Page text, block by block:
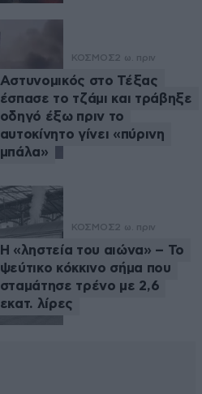
ΚΟΣΜΟΣ2 ω. πριν
Αστυνομικός στο Τέξας
έσπασε το τζάμι και τράβηξε
οδηγό έξω πριν το
αυτοκίνητο γίνει «πύρινη
μπάλα»
ΚΟΣΜΟΣ2 ω. πριν
Η «ληστεία του αιώνα» – Το
ψεύτικο κόκκινο σήμα που
σταμάτησε τρένο με 2,6
εκατ. λίρες